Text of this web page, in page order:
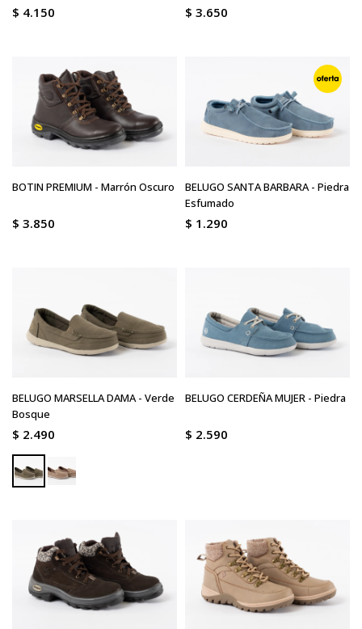
$ 4.150 $ 3.650
BOTIN PREMIUM - Marrón Oscuro
$ 3.850
BELUGO SANTA BARBARA - Piedra
Esfumado
$ 1.290
BELUGO MARSELLA DAMA - Verde
Bosque
$ 2.490
BELUGO CERDEÑA MUJER - Piedra
$ 2.590